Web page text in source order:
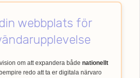
webbplats för
om att expandera både nationellt
redo att ta er digitala närvaro